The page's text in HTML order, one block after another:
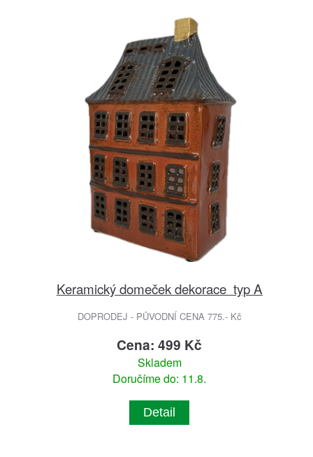
Keramický domeček dekorace typ A
DOPRODEJ - PŮVODNÍ CENA 775.- Kč
Cena: 499 Kč
Skladem
Doručíme do: 11.8.
Detail